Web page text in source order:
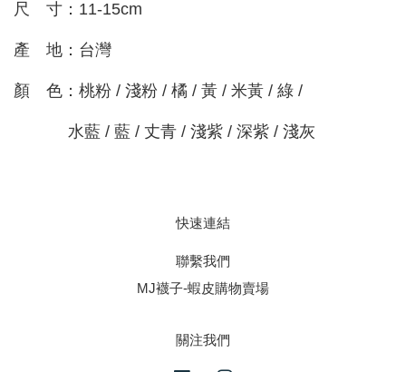
尺 寸：11-15cm
產 地：台灣
顏 色：桃粉 / 淺粉 / 橘 / 黃 / 米黃 / 綠 /
水藍 / 藍 / 丈青 / 淺紫 / 深紫 / 淺灰
快速連結
聯繫我們
MJ襪子-蝦皮購物賣場
關注我們